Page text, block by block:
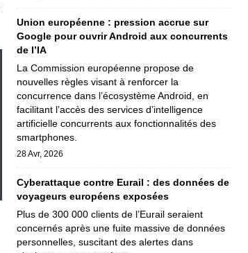
Union européenne : pression accrue sur
Google pour ouvrir Android aux concurrents
de l’IA
La Commission européenne propose de
nouvelles règles visant à renforcer la
concurrence dans l’écosystème Android, en
facilitant l’accès des services d’intelligence
artificielle concurrents aux fonctionnalités des
smartphones.
28 Avr, 2026
Cyberattaque contre Eurail : des données de
voyageurs européens exposées
Plus de 300 000 clients de l’Eurail seraient
concernés après une fuite massive de données
personnelles, suscitant des alertes dans